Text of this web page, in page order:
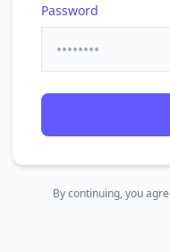
Password
By continuing, you